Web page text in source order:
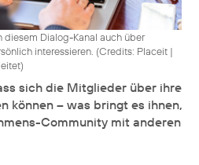
diesem Dialog-Kanal auch über
interessieren. (Credits: Placeit |
)
sich die Mitglieder über ihre
können – was bringt es ihnen,
Community mit anderen